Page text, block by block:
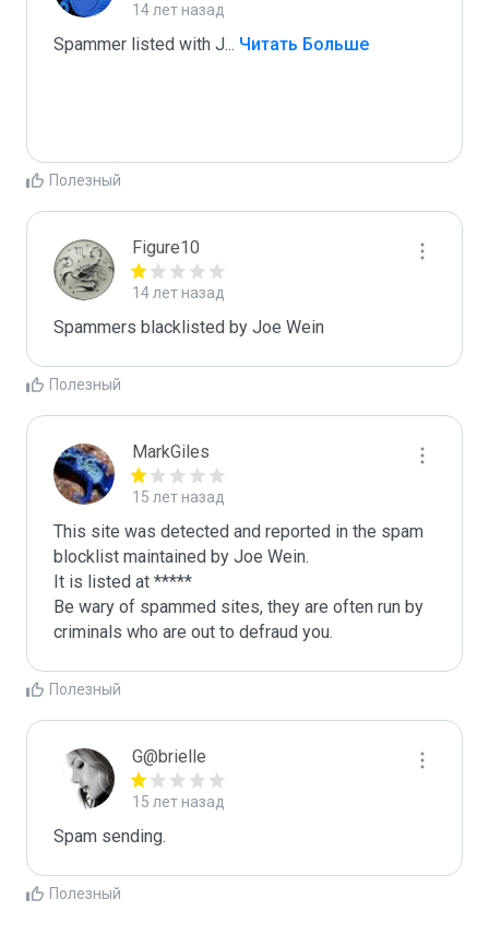
14 лет назад
Spammer listed with J... Читать Больше
Полезный
Figure10
14 лет назад
Spammers blacklisted by Joe Wein
Полезный
MarkGiles
15 лет назад
This site was detected and reported in the spam
blocklist maintained by Joe Wein.
It is listed at *****
Be wary of spammed sites, they are often run by
criminals who are out to defraud you.
Полезный
G@brielle
15 лет назад
Spam sending.
Полезный